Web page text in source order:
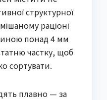
структурної
раціоні
понад 4 мм
частку, щоб
сортувати.
плавно — за